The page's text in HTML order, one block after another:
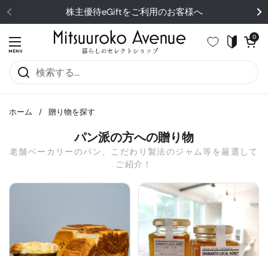
コンテンツへスキップ株主優待eGiftをご利用のお客様へ
メニューを開く
MENU
カートを開
0
ホーム / 贈り物を探す
パン派の方への贈り物
老舗ベーカリーのパン、こだわり製法のジャム等を厳選して
ご紹介！